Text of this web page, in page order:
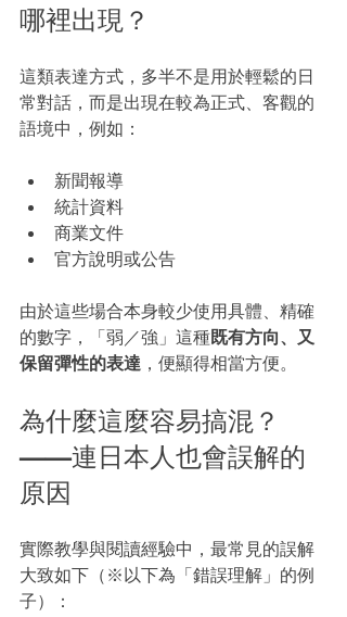
哪裡出現？
這類表達方式，多半不是用於輕鬆的日
常對話，而是出現在較為正式、客觀的
語境中，例如：
新聞報導
統計資料
商業文件
官方說明或公告
由於這些場合本身較少使用具體、精確
的數字，「弱／強」這種既有方向、又
保留彈性的表達 ，便顯得相當方便。
為什麼這麼容易搞混？
——連日本人也會誤解的
原因
實際教學與閱讀經驗中，最常見的誤解
大致如下（※以下為「錯誤理解」的例
子）：